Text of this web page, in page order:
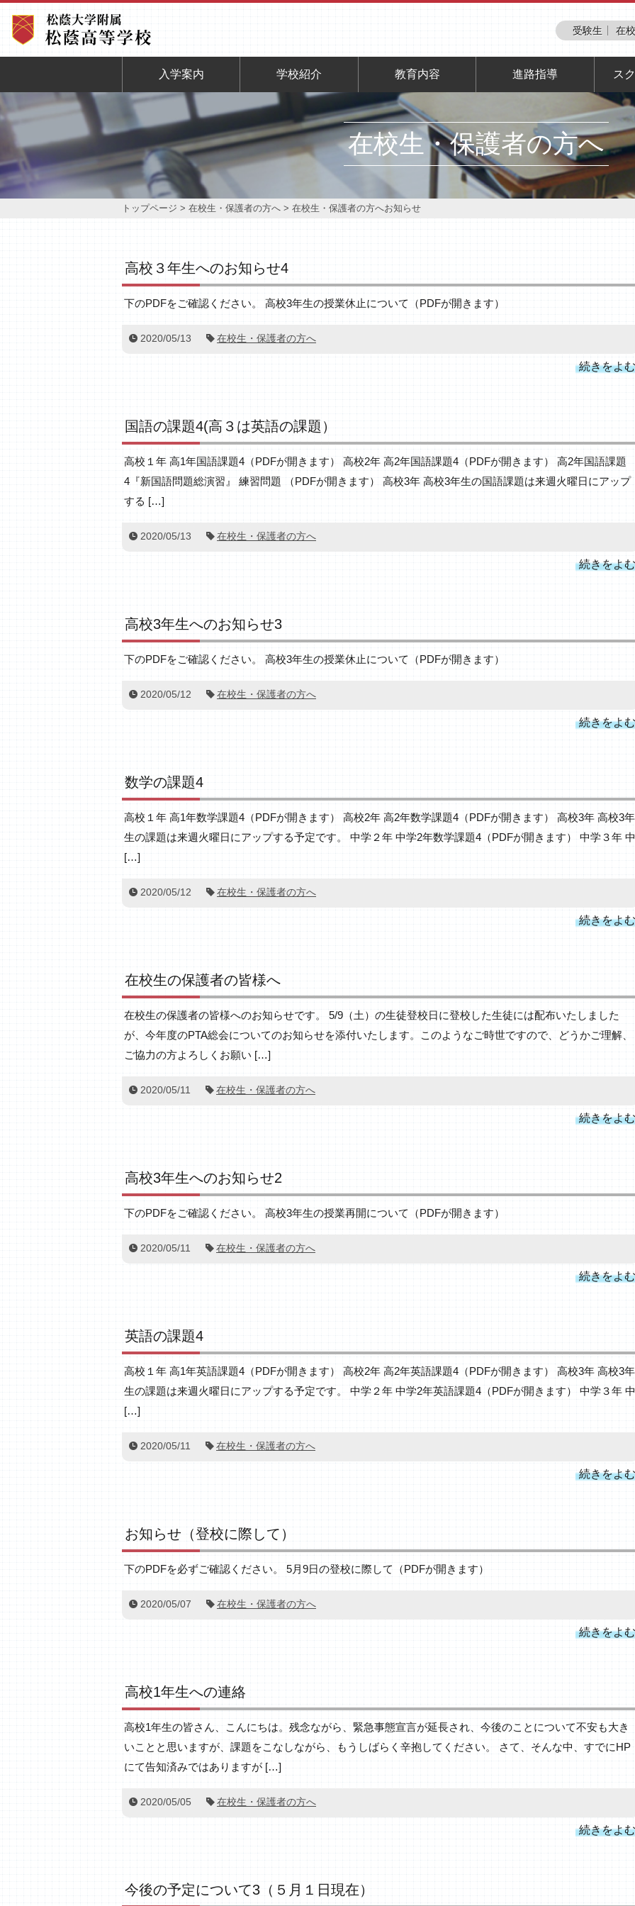
受験生 在
入学案内 学校紹介 教育内容 進路指導 ス
在校生・保護者の方へ
トップページ > 在校生・保護者の方へ > 在校生・保護者の方へお知らせ
高校３年生へのお知らせ4
下のPDFをご確認ください。 高校3年生の授業休止について（PDFが開きます）
2020/05/13 在校生・保護者の方へ
続きをよむ
国語の課題4(高３は英語の課題）
高校１年 高1年国語課題4（PDFが開きます） 高校2年 高2年国語課題4（PDFが開きます） 高2年国語課題
4『新国語問題総演習』 練習問題 （PDFが開きます） 高校3年 高校3年生の国語課題は来週火曜日にアップ
する […]
2020/05/13 在校生・保護者の方へ
続きをよむ
高校3年生へのお知らせ3
下のPDFをご確認ください。 高校3年生の授業休止について（PDFが開きます）
2020/05/12 在校生・保護者の方へ
続きをよむ
数学の課題4
高校１年 高1年数学課題4（PDFが開きます） 高校2年 高2年数学課題4（PDFが開きます） 高校3年 高校3年
生の課題は来週火曜日にアップする予定です。 中学２年 中学2年数学課題4（PDFが開きます） 中学３年 中
[…]
2020/05/12 在校生・保護者の方へ
続きをよむ
在校生の保護者の皆様へ
在校生の保護者の皆様へのお知らせです。 5/9（土）の生徒登校日に登校した生徒には配布いたしました
が、今年度のPTA総会についてのお知らせを添付いたします。このようなご時世ですので、どうかご理解、
ご協力の方よろしくお願い […]
2020/05/11 在校生・保護者の方へ
続きをよむ
高校3年生へのお知らせ2
下のPDFをご確認ください。 高校3年生の授業再開について（PDFが開きます）
2020/05/11 在校生・保護者の方へ
続きをよむ
英語の課題4
高校１年 高1年英語課題4（PDFが開きます） 高校2年 高2年英語課題4（PDFが開きます） 高校3年 高校3年
生の課題は来週火曜日にアップする予定です。 中学２年 中学2年英語課題4（PDFが開きます） 中学３年 中
[…]
2020/05/11 在校生・保護者の方へ
続きをよむ
お知らせ（登校に際して）
下のPDFを必ずご確認ください。 5月9日の登校に際して（PDFが開きます）
2020/05/07 在校生・保護者の方へ
続きをよむ
高校1年生への連絡
高校1年生の皆さん、こんにちは。残念ながら、緊急事態宣言が延長され、今後のことについて不安も大き
いことと思いますが、課題をこなしながら、もうしばらく辛抱してください。 さて、そんな中、すでにHP
にて告知済みではありますが […]
2020/05/05 在校生・保護者の方へ
続きをよむ
今後の予定について3（５月１日現在）